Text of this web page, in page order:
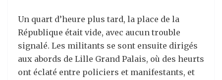
Un quart d’heure plus tard, la place de la
République était vide, avec aucun trouble
signalé. Les militants se sont ensuite dirigés
aux abords de Lille Grand Palais, où des heurts
ont éclaté entre policiers et manifestants, et